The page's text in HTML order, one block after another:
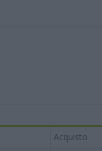
Acquisto